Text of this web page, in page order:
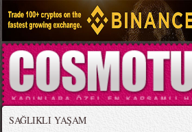
SAĞLIKLI YAŞAM